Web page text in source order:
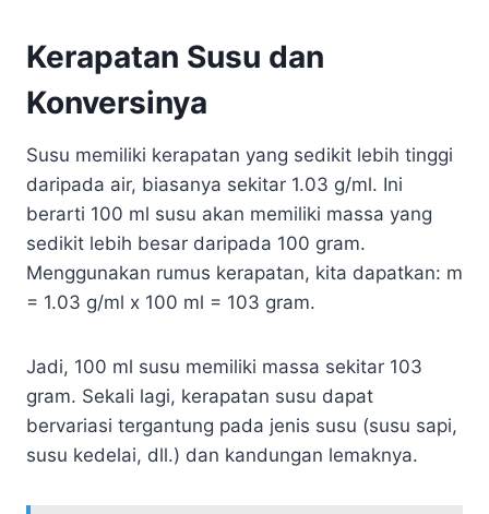
Kerapatan Susu dan
Konversinya
Susu memiliki kerapatan yang sedikit lebih tinggi
daripada air, biasanya sekitar 1.03 g/ml. Ini
berarti 100 ml susu akan memiliki massa yang
sedikit lebih besar daripada 100 gram.
Menggunakan rumus kerapatan, kita dapatkan: m
= 1.03 g/ml x 100 ml = 103 gram.
Jadi, 100 ml susu memiliki massa sekitar 103
gram. Sekali lagi, kerapatan susu dapat
bervariasi tergantung pada jenis susu (susu sapi,
susu kedelai, dll.) dan kandungan lemaknya.